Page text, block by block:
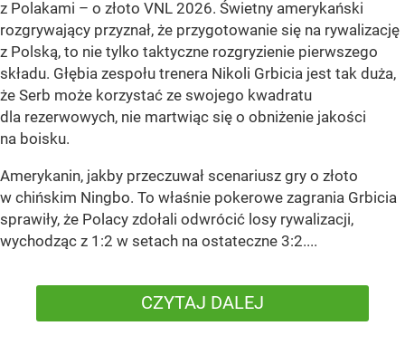
z Polakami – o złoto VNL 2026. Świetny amerykański
rozgrywający przyznał, że przygotowanie się na rywalizację
z Polską, to nie tylko taktyczne rozgryzienie pierwszego
składu. Głębia zespołu trenera Nikoli Grbicia jest tak duża,
że Serb może korzystać ze swojego kwadratu
dla rezerwowych, nie martwiąc się o obniżenie jakości
na boisku.
Amerykanin, jakby przeczuwał scenariusz gry o złoto
w chińskim Ningbo. To właśnie pokerowe zagrania Grbicia
sprawiły, że Polacy zdołali odwrócić losy rywalizacji,
wychodząc z 1:2 w setach na ostateczne 3:2....
CZYTAJ DALEJ